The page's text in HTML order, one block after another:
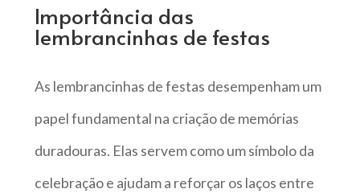
Importância das
lembrancinhas de festas
As lembrancinhas de festas desempenham um
papel fundamental na criação de memórias
duradouras. Elas servem como um símbolo da
celebração e ajudam a reforçar os laços entre